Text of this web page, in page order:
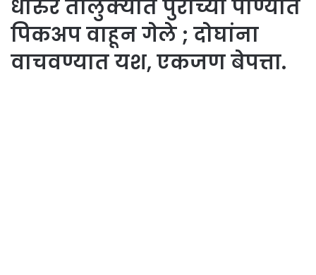
धारुर तालुक्यात पुराच्या पाण्यात
पिकअप वाहून गेले ; दोघांना
वाचवण्यात यश, एकजण बेपत्ता.